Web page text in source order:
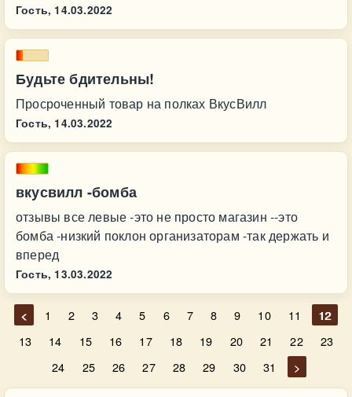
Гость, 14.03.2022
Будьте бдительны!
Просроченный товар на полках ВкусВилл
Гость, 14.03.2022
вкусвилл -бомба
отзывы все левые -это не просто магазин --это
бомба -низкий поклон организаторам -так держать и
вперед
Гость, 13.03.2022
< 1 2 3 4 5 6 7 8 9 10 11
12
13
14 15 16 17 18 19 20 21 22
23
24
25 26 27 28 29 30 31 >